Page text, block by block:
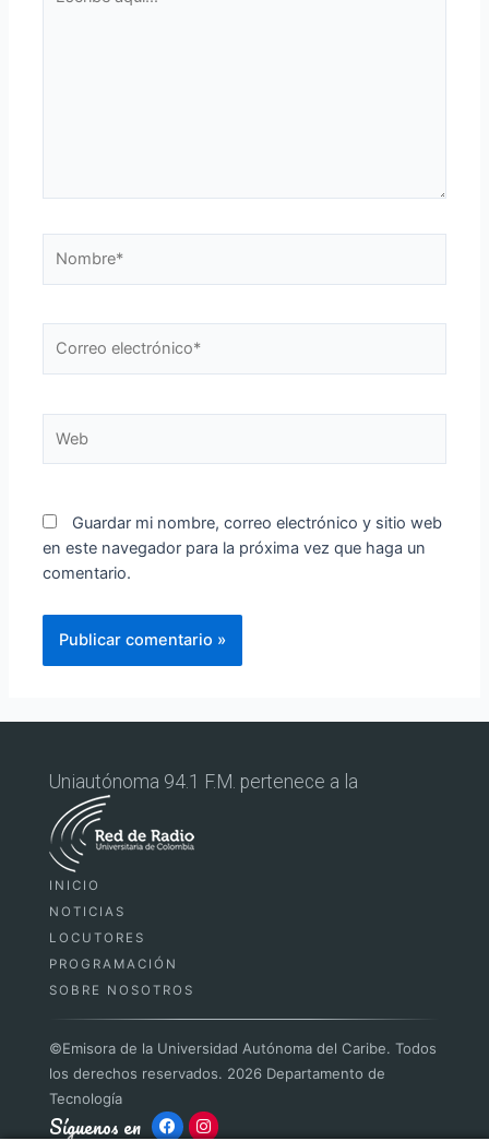
Guardar mi nombre, correo electrónico y sitio web
en este navegador para la próxima vez que haga un
comentario.
Uniautónoma 94.1 F.M. pertenece a la
INICIO
NOTICIAS
LOCUTORES
PROGRAMACIÓN
SOBRE NOSOTROS
©Emisora de la Universidad Autónoma del Caribe. Todos
los derechos reservados. 2026 Departamento de
Tecnología️
Síguenos en